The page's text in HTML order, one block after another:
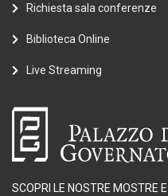
Richiesta sala conferenze
Biblioteca Online
Live Streaming
SCOPRI LE NOSTRE MOSTRE